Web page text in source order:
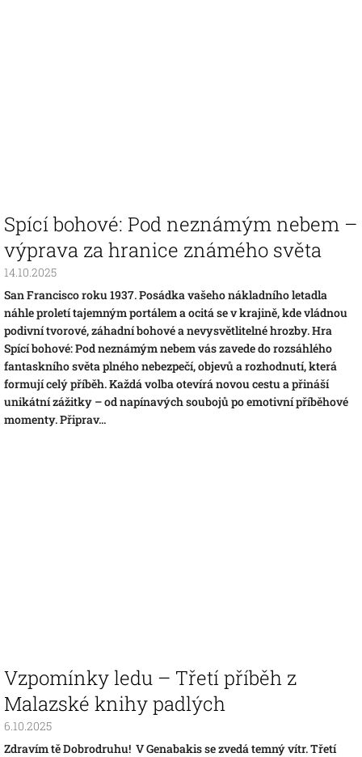
Spící bohové: Pod neznámým nebem –
výprava za hranice známého světa
14.10.2025
San Francisco roku 1937. Posádka vašeho nákladního letadla
náhle proletí tajemným portálem a ocitá se v krajině, kde vládnou
podivní tvorové, záhadní bohové a nevysvětlitelné hrozby. Hra
Spící bohové: Pod neznámým nebem vás zavede do rozsáhlého
fantaskního světa plného nebezpečí, objevů a rozhodnutí, která
formují celý příběh. Každá volba otevírá novou cestu a přináší
unikátní zážitky – od napínavých soubojů po emotivní příběhové
momenty. Připrav...
Vzpomínky ledu – Třetí příběh z
Malazské knihy padlých
6.10.2025
Zdravím tě Dobrodruhu! V Genabakis se zvedá temný vítr. Třetí